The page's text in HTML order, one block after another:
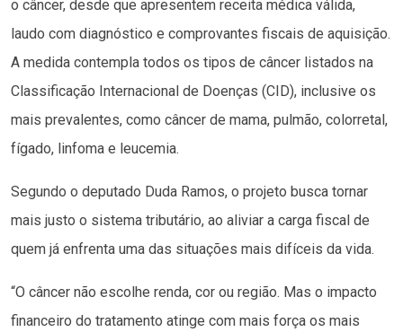
o câncer, desde que apresentem receita médica válida,
laudo com diagnóstico e comprovantes fiscais de aquisição.
A medida contempla todos os tipos de câncer listados na
Classificação Internacional de Doenças (CID), inclusive os
mais prevalentes, como câncer de mama, pulmão, colorretal,
fígado, linfoma e leucemia.
Segundo o deputado Duda Ramos, o projeto busca tornar
mais justo o sistema tributário, ao aliviar a carga fiscal de
quem já enfrenta uma das situações mais difíceis da vida.
“O câncer não escolhe renda, cor ou região. Mas o impacto
financeiro do tratamento atinge com mais força os mais